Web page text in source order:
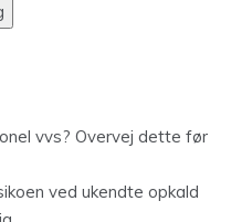
vvs? Overvej dette før
ved ukendte opkald